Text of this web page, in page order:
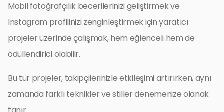
Mobil fotoğrafçılık becerilerinizi geliştirmek ve
Instagram profilinizi zenginleştirmek için yaratıcı
projeler üzerinde çalışmak, hem eğlenceli hem de
ödüllendirici olabilir.
Bu tür projeler, takipçilerinizle etkileşimi artırırken, aynı
zamanda farklı teknikler ve stiller denemenize olanak